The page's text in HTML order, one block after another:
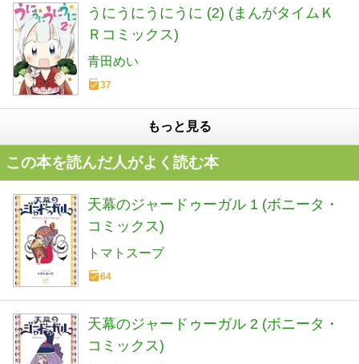
うにうにうにうに (2) (まんがタイムＫ
Ｒコミックス)
青田めい
37
もっと見る
この本を読んだ人がよく読む本
天幕のジャードゥーガル 1 (ボニータ・
コミックス)
トマトスープ
64
天幕のジャードゥーガル 2 (ボニータ・
コミックス)